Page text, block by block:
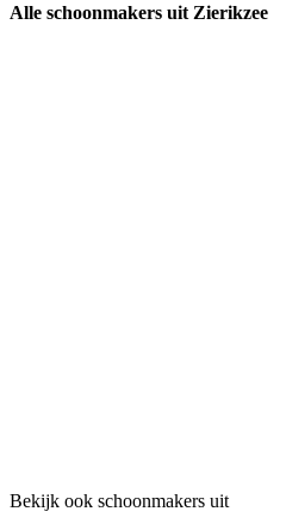
Alle schoonmakers uit Zierikzee
Bekijk ook schoonmakers uit